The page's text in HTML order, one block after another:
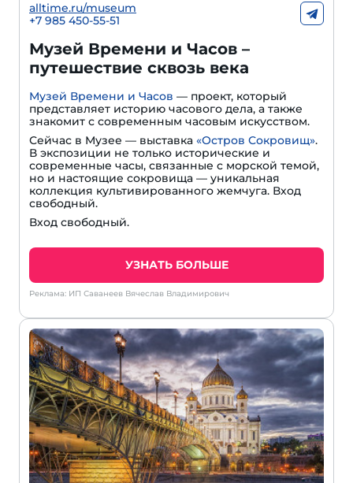
alltime.ru/museum
+7 985 450-55-51
Музей Времени и Часов –
путешествие сквозь века
Музей Времени и Часов — проект, который
представляет историю часового дела, а также
знакомит с современным часовым искусством.
Сейчас в Музее — выставка «Остров Сокровищ».
В экспозиции не только исторические и
современные часы, связанные с морской темой,
но и настоящие сокровища — уникальная
коллекция культивированного жемчуга. Вход
свободный.
Вход свободный.
УЗНАТЬ БОЛЬШЕ
Реклама: ИП Саванеев Вячеслав Владимирович